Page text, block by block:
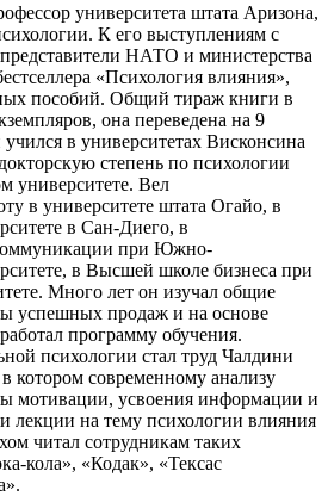
университета штата Аризона,
К его выступлениям с
НАТО и министерства
«Психология влияния»,
пособий. Общий тираж книги в
она переведена на 9
в университетах Висконсина
степень по психологии
университете. Вел
в университете штата Огайо, в
в Сан-Диего, в
при Южно-
в Высшей школе бизнеса при
Много лет он изучал общие
успешных продаж и на основе
программу обучения.
психологии стал труд Чалдини
котором современному анализу
мотивации, усвоения информации и
лекции на тему психологии влияния
читал сотрудникам таких
кола», «Кодак», «Тексас